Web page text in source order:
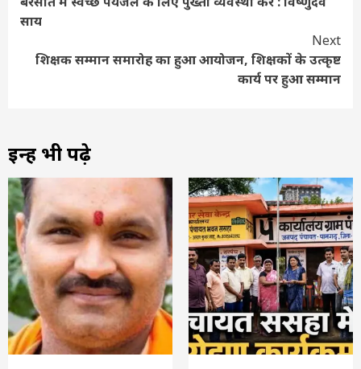
Reading
साय
Next
शिक्षक सम्मान समारोह का हुआ आयोजन, शिक्षकों के उत्कृष्ट
कार्य पर हुआ सम्मान
इन्हें भी पढ़े